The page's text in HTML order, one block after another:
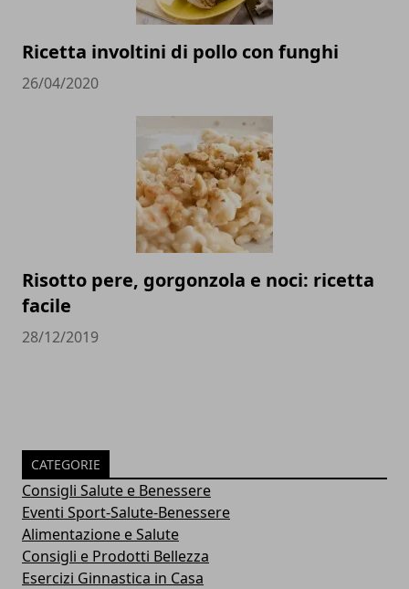
Ricetta involtini di pollo con funghi
26/04/2020
Risotto pere, gorgonzola e noci: ricetta
facile
28/12/2019
CATEGORIE
Consigli Salute e Benessere
Eventi Sport-Salute-Benessere
Alimentazione e Salute
Consigli e Prodotti Bellezza
Esercizi Ginnastica in Casa